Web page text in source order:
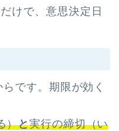
けで、意思決定日
です。期限が効く
）と実行の締切（い